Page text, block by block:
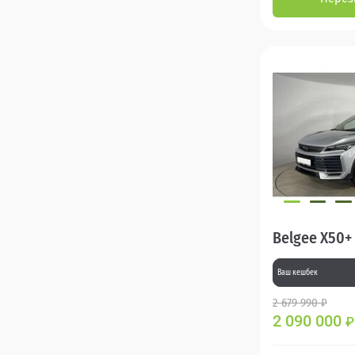
Belgee X50+
Ваш кешбек
2 679 990 ₽
2 090 000 ₽